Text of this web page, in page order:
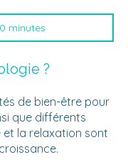
minutes
?
de bien-être pour
que différents
et la relaxation sont